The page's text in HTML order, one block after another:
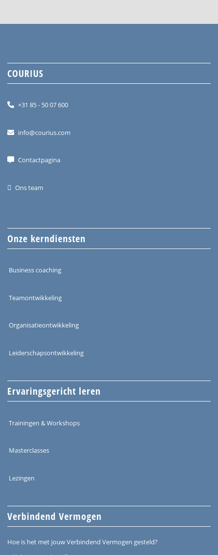
COURIUS
+31 85 - 50 07 600
info@courius.com
Contactpagina
Ons team
Onze kerndiensten
Business coaching
Teamontwikkeling
Organisatieontwikkeling
Leiderschapsontwikkeling
Ervaringsgericht leren
Trainingen & Workshops
Masterclasses
Lezingen
Verbindend Vermogen
Hoe is het met jouw Verbindend Vermogen gesteld?